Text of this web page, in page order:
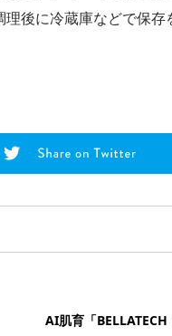
後に冷蔵庫などで保存
AI肌育「